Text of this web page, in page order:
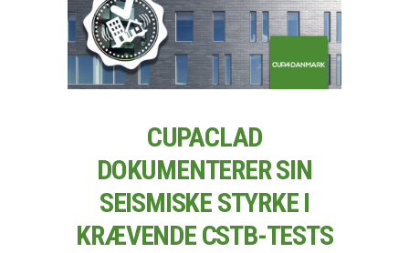
CUPACLAD
DOKUMENTERER SIN
SEISMISKE STYRKE I
KRÆVENDE CSTB-TESTS